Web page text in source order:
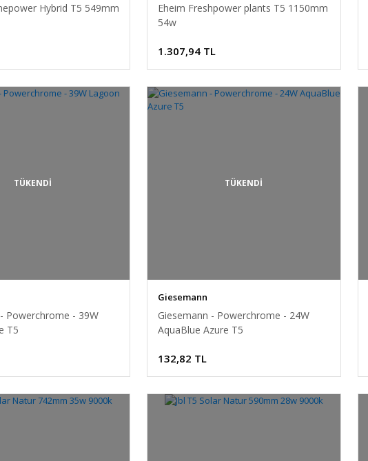
Hybrid T5 549mm
Eheim Freshpower plants T5 1150mm
54w
1.307,94 TL
TÜKENDİ
Powerchrome - 39W
T5
TÜKENDİ
Giesemann
Giesemann - Powerchrome - 24W
AquaBlue Azure T5
132,82 TL